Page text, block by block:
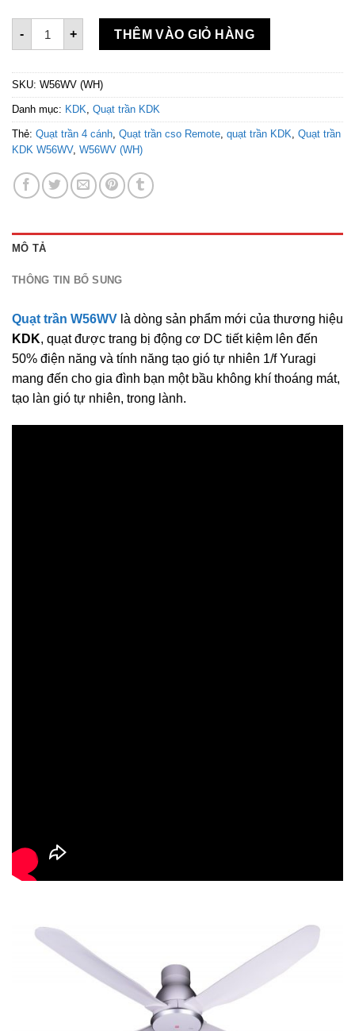
-
Quạt trần KDK động cơ DC W56WV(WH) cao cấp số lượng
+ THÊM VÀO GIỎ HÀNG
SKU: W56WV (WH)
Danh mục: KDK, Quạt trần KDK
Thẻ: Quạt trần 4 cánh, Quạt trần cso Remote, quạt trần KDK, Quạt trần
KDK W56WV, W56WV (WH)
MÔ TẢ
THÔNG TIN BỔ SUNG
Quạt trần W56WV là dòng sản phẩm mới của thương hiệu
KDK, quạt được trang bị động cơ DC tiết kiệm lên đến
50% điện năng và tính năng tạo gió tự nhiên 1/f Yuragi
mang đến cho gia đình bạn một bầu không khí thoáng mát,
tạo làn gió tự nhiên, trong lành.